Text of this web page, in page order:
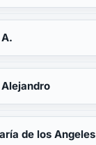
de los Angeles